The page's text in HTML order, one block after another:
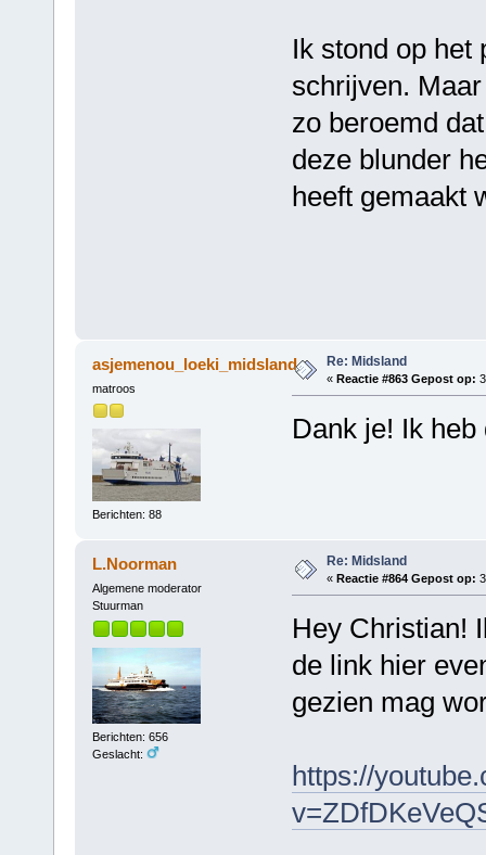
Ik stond op het
schrijven.
zo beroemd
deze blunder
heeft gemaakt
asjemenou_loeki_midsland
matroos
Berichten: 88
Re: Midsland
« Reactie #863 Gepost op:
Dank je! Ik
L.Noorman
Algemene moderator
Stuurman
Berichten: 656
Geslacht:
Re: Midsland
« Reactie #864 Gepost op:
Hey Christian!
de link hier
gezien mag
https://